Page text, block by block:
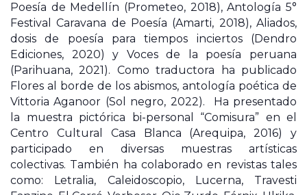
Poesía de Medellín (Prometeo, 2018), Antología 5°
Festival Caravana de Poesía (Amarti, 2018), Aliados,
dosis de poesía para tiempos inciertos (Dendro
Ediciones, 2020) y Voces de la poesía peruana
(Parihuana, 2021). Como traductora ha publicado
Flores al borde de los abismos, antología poética de
Vittoria Aganoor (Sol negro, 2022). Ha presentado
la muestra pictórica bi-personal “Comisura” en el
Centro Cultural Casa Blanca (Arequipa, 2016) y
participado en diversas muestras artísticas
colectivas. También ha colaborado en revistas tales
como: Letralia, Caleidoscopio, Lucerna, Travesti